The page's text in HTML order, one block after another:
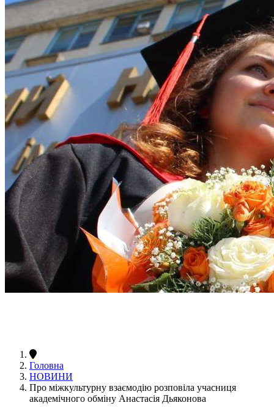
Головна
НОВИНИ
Про міжкультурну взаємодію розповіла учасниця
академічного обміну Анастасія Дьяконова